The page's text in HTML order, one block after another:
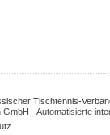
Tischtennis-
GmbH - Automatisierte